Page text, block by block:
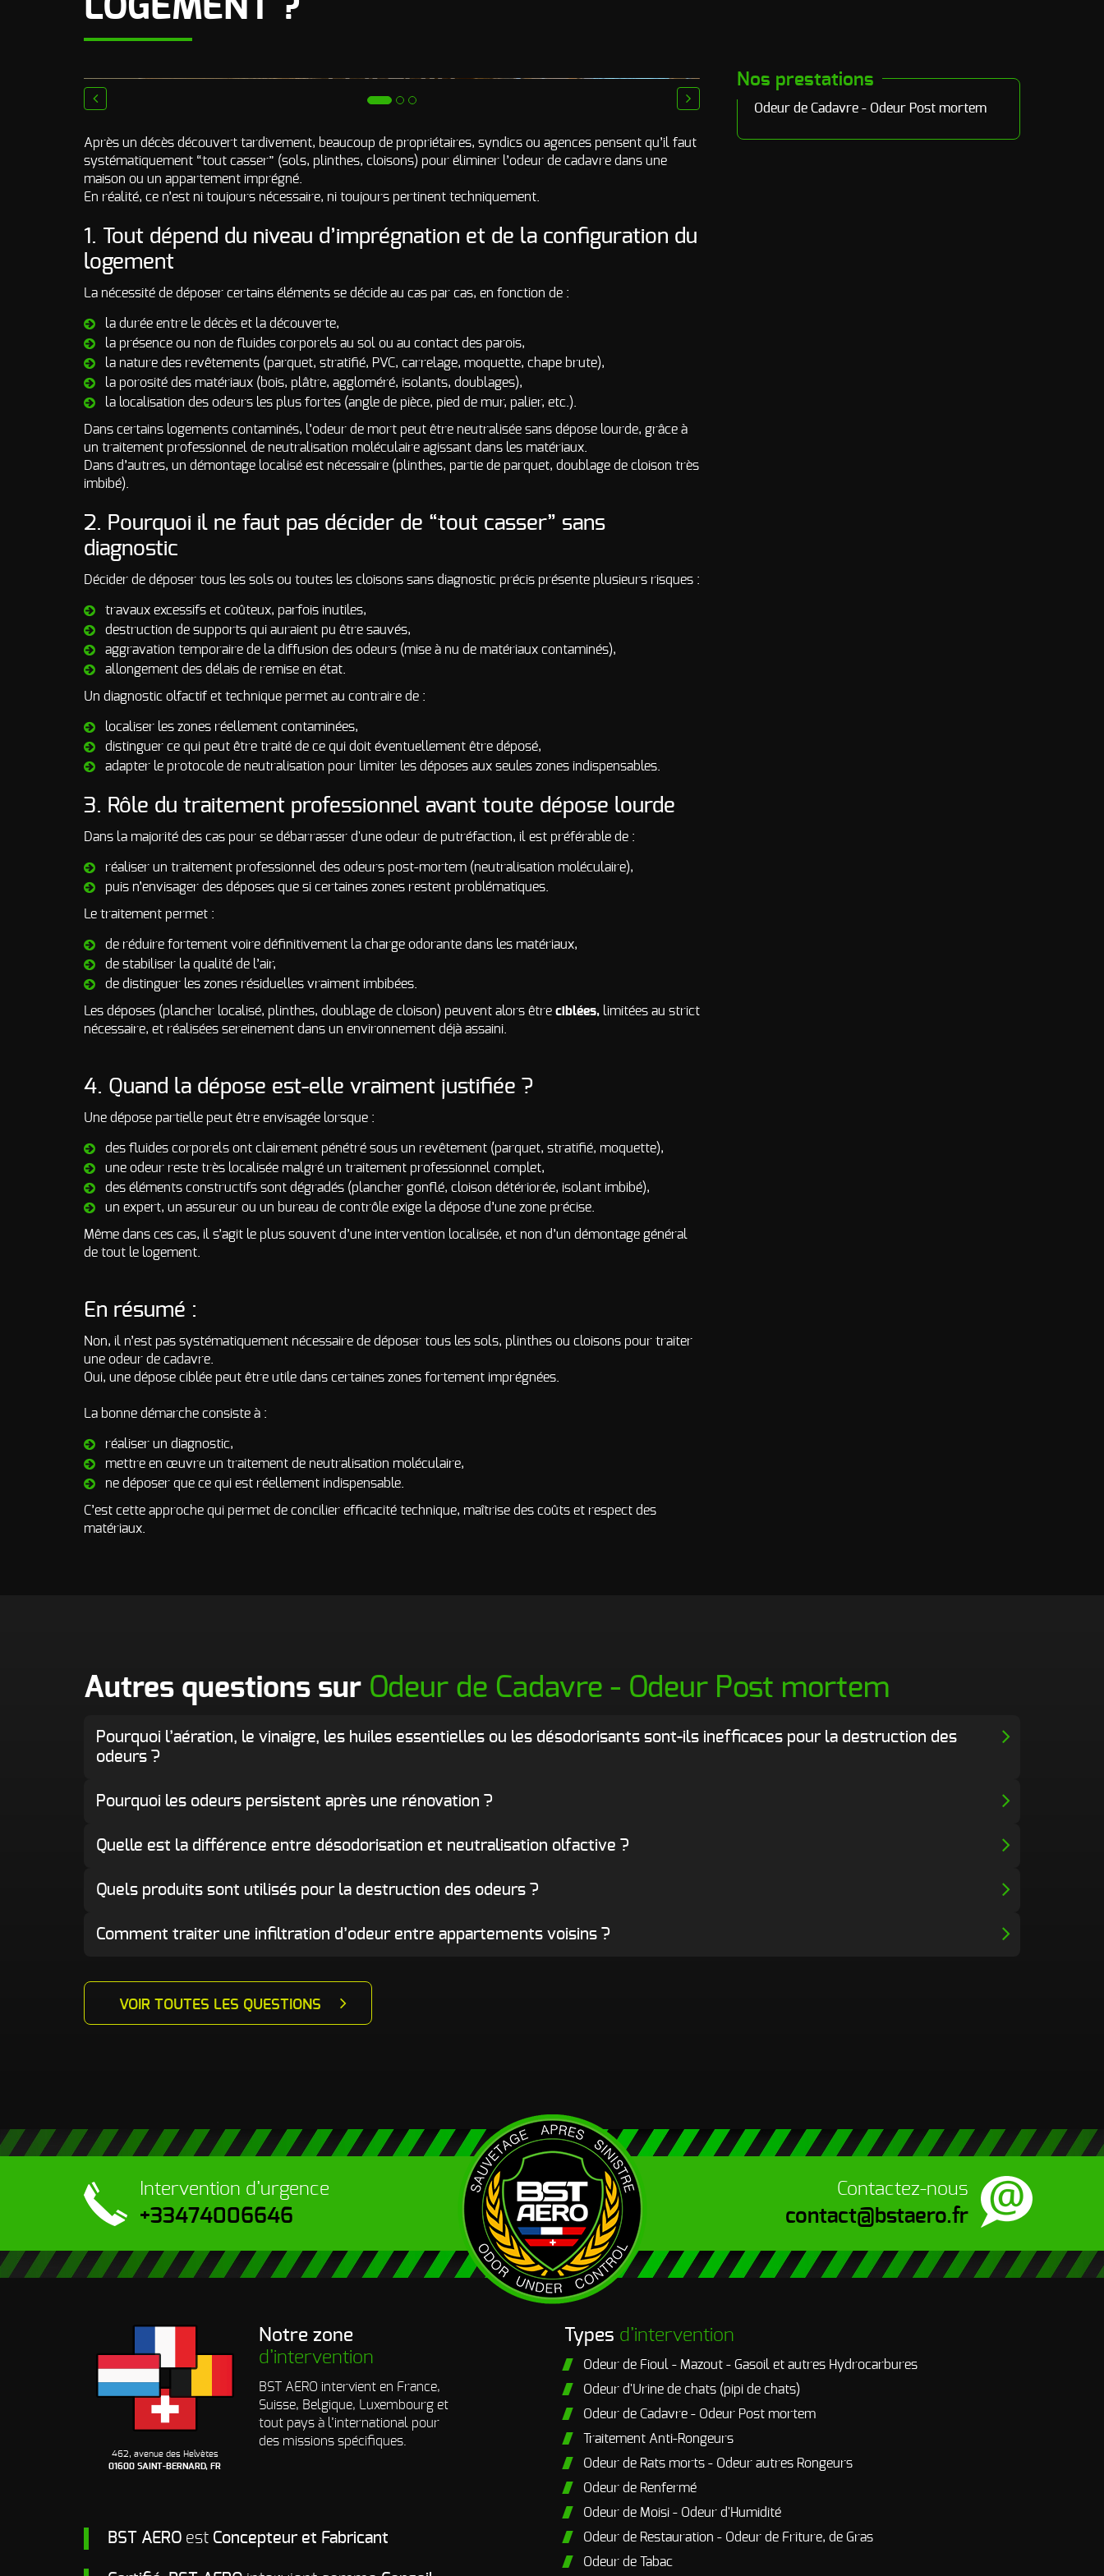
LOGEMENT ?
Après un décès découvert tardivement, beaucoup de propriétaires, syndics ou agences pensent qu’il faut
systématiquement “tout casser” (sols, plinthes, cloisons) pour éliminer l’odeur de cadavre dans une
maison ou un appartement imprégné.
En réalité, ce n’est ni toujours nécessaire, ni toujours pertinent techniquement.
1. Tout dépend du niveau d’imprégnation et de la configuration du
logement
La nécessité de déposer certains éléments se décide au cas par cas, en fonction de :
la durée entre le décès et la découverte,
la présence ou non de fluides corporels au sol ou au contact des parois,
la nature des revêtements (parquet, stratifié, PVC, carrelage, moquette, chape brute),
la porosité des matériaux (bois, plâtre, aggloméré, isolants, doublages),
la localisation des odeurs les plus fortes (angle de pièce, pied de mur, palier, etc.).
Dans certains logements contaminés, l’odeur de mort peut être neutralisée sans dépose lourde, grâce à
un traitement professionnel de neutralisation moléculaire agissant dans les matériaux.
Dans d’autres, un démontage localisé est nécessaire (plinthes, partie de parquet, doublage de cloison très
imbibé).
2. Pourquoi il ne faut pas décider de “tout casser” sans
diagnostic
Décider de déposer tous les sols ou toutes les cloisons sans diagnostic précis présente plusieurs risques :
travaux excessifs et coûteux, parfois inutiles,
destruction de supports qui auraient pu être sauvés,
aggravation temporaire de la diffusion des odeurs (mise à nu de matériaux contaminés),
allongement des délais de remise en état.
Un diagnostic olfactif et technique permet au contraire de :
localiser les zones réellement contaminées,
distinguer ce qui peut être traité de ce qui doit éventuellement être déposé,
adapter le protocole de neutralisation pour limiter les déposes aux seules zones indispensables.
3. Rôle du traitement professionnel avant toute dépose lourde
Dans la majorité des cas pour se débarrasser d'une odeur de putréfaction, il est préférable de :
réaliser un traitement professionnel des odeurs post-mortem (neutralisation moléculaire),
puis n’envisager des déposes que si certaines zones restent problématiques.
Le traitement permet :
de réduire fortement voire définitivement la charge odorante dans les matériaux,
de stabiliser la qualité de l’air,
de distinguer les zones résiduelles vraiment imbibées.
Les déposes (plancher localisé, plinthes, doublage de cloison) peuvent alors être ciblées, limitées au strict
nécessaire, et réalisées sereinement dans un environnement déjà assaini.
4. Quand la dépose est-elle vraiment justifiée ?
Une dépose partielle peut être envisagée lorsque :
des fluides corporels ont clairement pénétré sous un revêtement (parquet, stratifié, moquette),
une odeur reste très localisée malgré un traitement professionnel complet,
des éléments constructifs sont dégradés (plancher gonflé, cloison détériorée, isolant imbibé),
un expert, un assureur ou un bureau de contrôle exige la dépose d’une zone précise.
Même dans ces cas, il s’agit le plus souvent d’une intervention localisée, et non d’un démontage général
de tout le logement.
En résumé :
Non, il n’est pas systématiquement nécessaire de déposer tous les sols, plinthes ou cloisons pour traiter
une odeur de cadavre.
Oui, une dépose ciblée peut être utile dans certaines zones fortement imprégnées.
La bonne démarche consiste à :
réaliser un diagnostic,
mettre en œuvre un traitement de neutralisation moléculaire,
ne déposer que ce qui est réellement indispensable.
C’est cette approche qui permet de concilier efficacité technique, maîtrise des coûts et respect des
matériaux.
Nos prestations
Odeur de Cadavre - Odeur Post mortem
Autres questions sur Odeur de Cadavre - Odeur Post mortem
Pourquoi l’aération, le vinaigre, les huiles essentielles ou les désodorisants sont-ils inefficaces pour la destruction des
odeurs ?
Pourquoi les odeurs persistent après une rénovation ?
Quelle est la différence entre désodorisation et neutralisation olfactive ?
Quels produits sont utilisés pour la destruction des odeurs ?
Comment traiter une infiltration d’odeur entre appartements voisins ?
VOIR TOUTES LES QUESTIONS
Intervention d’urgence
+33474006646
Contactez-nous
contact@bstaero.fr
462, avenue des Helvètes
01600 SAINT-BERNARD, FR
Notre zone
d’intervention
BST AERO intervient en France,
Suisse, Belgique, Luxembourg et
tout pays à l’international pour
des missions spécifiques.
BST AERO est Concepteur et Fabricant
Types d’intervention
Odeur de Fioul - Mazout - Gasoil et autres Hydrocarbures
Odeur d'Urine de chats (pipi de chats)
Odeur de Cadavre - Odeur Post mortem
Traitement Anti-Rongeurs
Odeur de Rats morts - Odeur autres Rongeurs
Odeur de Renfermé
Odeur de Moisi - Odeur d'Humidité
Odeur de Restauration - Odeur de Friture, de Gras
Odeur de Tabac